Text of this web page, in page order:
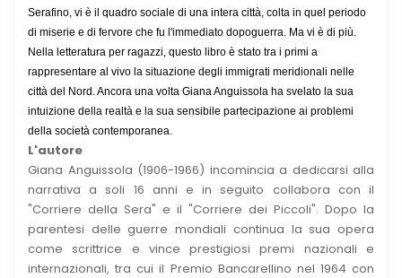
Serafino, vi è il quadro sociale di una intera città, colta in quel periodo
di miserie e di fervore che fu l'immediato dopoguerra. Ma vi è di più.
Nella letteratura per ragazzi, questo libro è stato tra i primi a
rappresentare al vivo la situazione degli immigrati meridionali nelle
città del Nord. Ancora una volta Giana Anguissola ha svelato la sua
intuizione della realtà e la sua sensibile partecipazione ai problemi
della società contemporanea.
L'autore
Giana Anguissola (1906-1966) incomincia a dedicarsi alla
narrativa a soli 16 anni e in seguito collabora con il
"Corriere della Sera" e il "Corriere dei Piccoli". Dopo la
parentesi delle guerre mondiali continua la sua opera
come scrittrice e vince prestigiosi premi nazionali e
internazionali, tra cui il Premio Bancarellino nel 1964 con